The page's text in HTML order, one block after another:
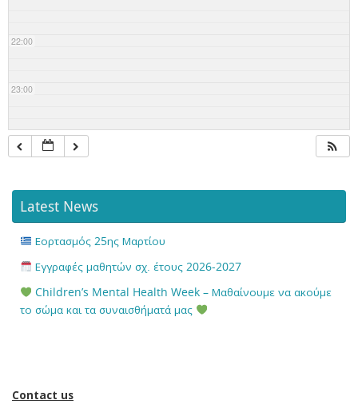
22:00
23:00
Latest News
Εορτασμός 25ης Μαρτίου
Εγγραφές μαθητών σχ. έτους 2026-2027
Children’s Mental Health Week – Μαθαίνουμε να ακούμε
το σώμα και τα συναισθήματά μας
Contact us